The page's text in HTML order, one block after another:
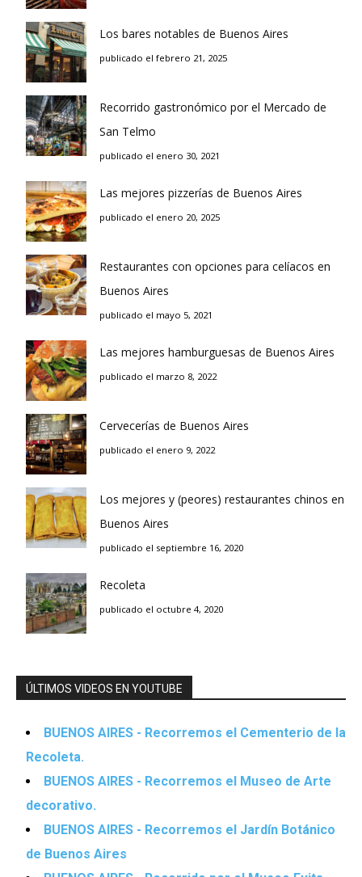
Los bares notables de Buenos Aires
publicado el febrero 21, 2025
Recorrido gastronómico por el Mercado de
San Telmo
publicado el enero 30, 2021
Las mejores pizzerías de Buenos Aires
publicado el enero 20, 2025
Restaurantes con opciones para celíacos en
Buenos Aires
publicado el mayo 5, 2021
Las mejores hamburguesas de Buenos Aires
publicado el marzo 8, 2022
Cervecerías de Buenos Aires
publicado el enero 9, 2022
Los mejores y (peores) restaurantes chinos en
Buenos Aires
publicado el septiembre 16, 2020
Recoleta
publicado el octubre 4, 2020
ÚLTIMOS VIDEOS EN YOUTUBE
BUENOS AIRES - Recorremos el Cementerio de la
Recoleta.
BUENOS AIRES - Recorremos el Museo de Arte
decorativo.
BUENOS AIRES - Recorremos el Jardín Botánico
de Buenos Aires